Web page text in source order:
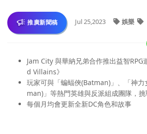
推廣新聞稿 Jul 25,2023 娛樂
Jam City 與華納兄弟合作推出益智
d Villains》
玩家可與「蝙蝠俠(Batman)」、「神
man)」等熱門英雄與反派組成團隊，
每個月均會更新全新DC角色和故事